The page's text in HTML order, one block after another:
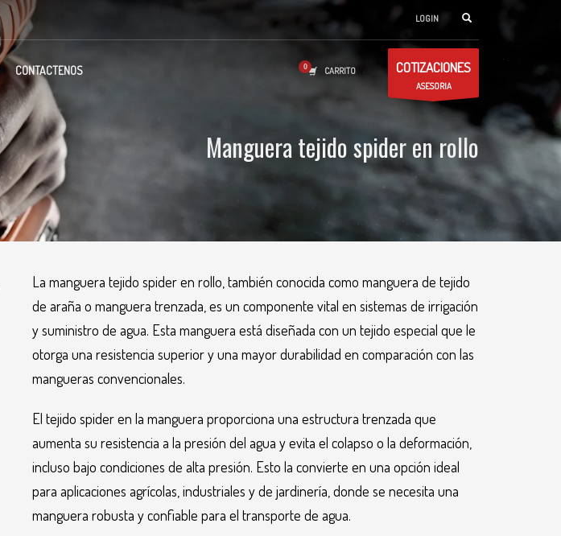
LOGIN
CONTACTENOS CARRITO COTIZACIONES
ASESORIA
Manguera tejido spider en rollo
La manguera tejido spider en rollo, también conocida como manguera de tejido
de araña o manguera trenzada, es un componente vital en sistemas de irrigación
y suministro de agua. Esta manguera está diseñada con un tejido especial que le
otorga una resistencia superior y una mayor durabilidad en comparación con las
mangueras convencionales.
El tejido spider en la manguera proporciona una estructura trenzada que
aumenta su resistencia a la presión del agua y evita el colapso o la deformación,
incluso bajo condiciones de alta presión. Esto la convierte en una opción ideal
para aplicaciones agrícolas, industriales y de jardinería, donde se necesita una
manguera robusta y confiable para el transporte de agua.